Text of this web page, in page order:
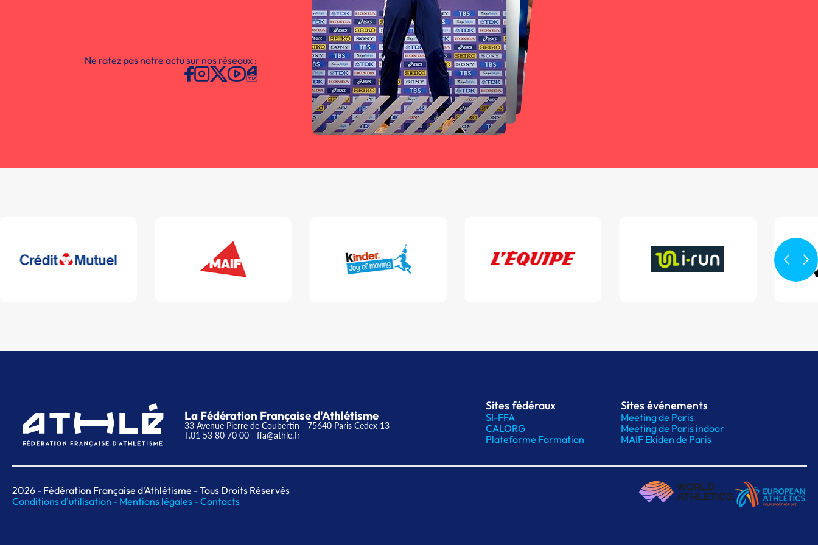
Ne ratez pas notre actu sur nos réseaux :
La Fédération Française d'Athlétisme
33 Avenue Pierre de Coubertin - 75640 Paris Cedex 13
T.01 53 80 70 00 - ffa@athle.fr
Sites fédéraux
SI-FFA
CALORG
Plateforme Formation
Sites événements
Meeting de Paris
Meeting de Paris indoor
MAIF Ekiden de Paris
2026 - Fédération Française d'Athlétisme - Tous Droits Réservés
Conditions d'utilisation - Mentions légales -Contacts